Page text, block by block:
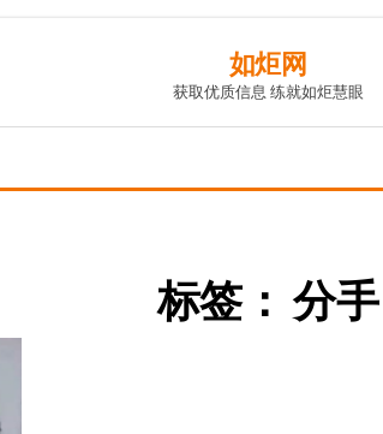
如炬网
获取优质信息 练就如炬慧眼
标签：分手